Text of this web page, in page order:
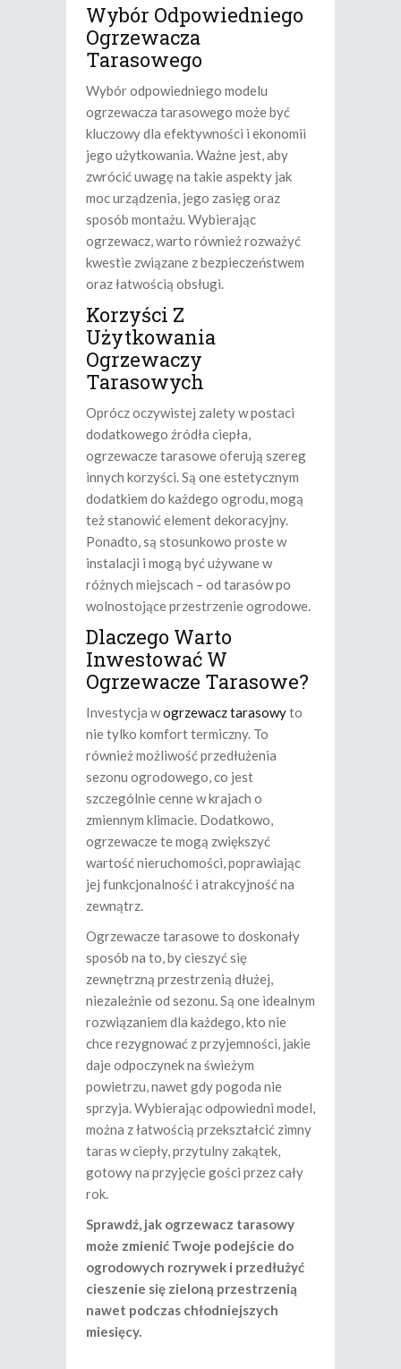
Wybór Odpowiedniego
Ogrzewacza
Tarasowego
Wybór odpowiedniego modelu
ogrzewacza tarasowego może być
kluczowy dla efektywności i ekonomii
jego użytkowania. Ważne jest, aby
zwrócić uwagę na takie aspekty jak
moc urządzenia, jego zasięg oraz
sposób montażu. Wybierając
ogrzewacz, warto również rozważyć
kwestie związane z bezpieczeństwem
oraz łatwością obsługi.
Korzyści Z
Użytkowania
Ogrzewaczy
Tarasowych
Oprócz oczywistej zalety w postaci
dodatkowego źródła ciepła,
ogrzewacze tarasowe oferują szereg
innych korzyści. Są one estetycznym
dodatkiem do każdego ogrodu, mogą
też stanowić element dekoracyjny.
Ponadto, są stosunkowo proste w
instalacji i mogą być używane w
różnych miejscach – od tarasów po
wolnostojące przestrzenie ogrodowe.
Dlaczego Warto
Inwestować W
Ogrzewacze Tarasowe?
Investycja wogrzewacz tarasowyto
nie tylko komfort termiczny. To
również możliwość przedłużenia
sezonu ogrodowego, co jest
szczególnie cenne w krajach o
zmiennym klimacie. Dodatkowo,
ogrzewacze te mogą zwiększyć
wartość nieruchomości, poprawiając
jej funkcjonalność i atrakcyjność na
zewnątrz.
Ogrzewacze tarasowe to doskonały
sposób na to, by cieszyć się
zewnętrzną przestrzenią dłużej,
niezależnie od sezonu. Są one idealnym
rozwiązaniem dla każdego, kto nie
chce rezygnować z przyjemności, jakie
daje odpoczynek na świeżym
powietrzu, nawet gdy pogoda nie
sprzyja. Wybierając odpowiedni model,
można z łatwością przekształcić zimny
taras w ciepły, przytulny zakątek,
gotowy na przyjęcie gości przez cały
rok.
Sprawdź, jak ogrzewacz tarasowy
może zmienić Twoje podejście do
ogrodowych rozrywek i przedłużyć
cieszenie się zieloną przestrzenią
nawet podczas chłodniejszych
miesięcy.